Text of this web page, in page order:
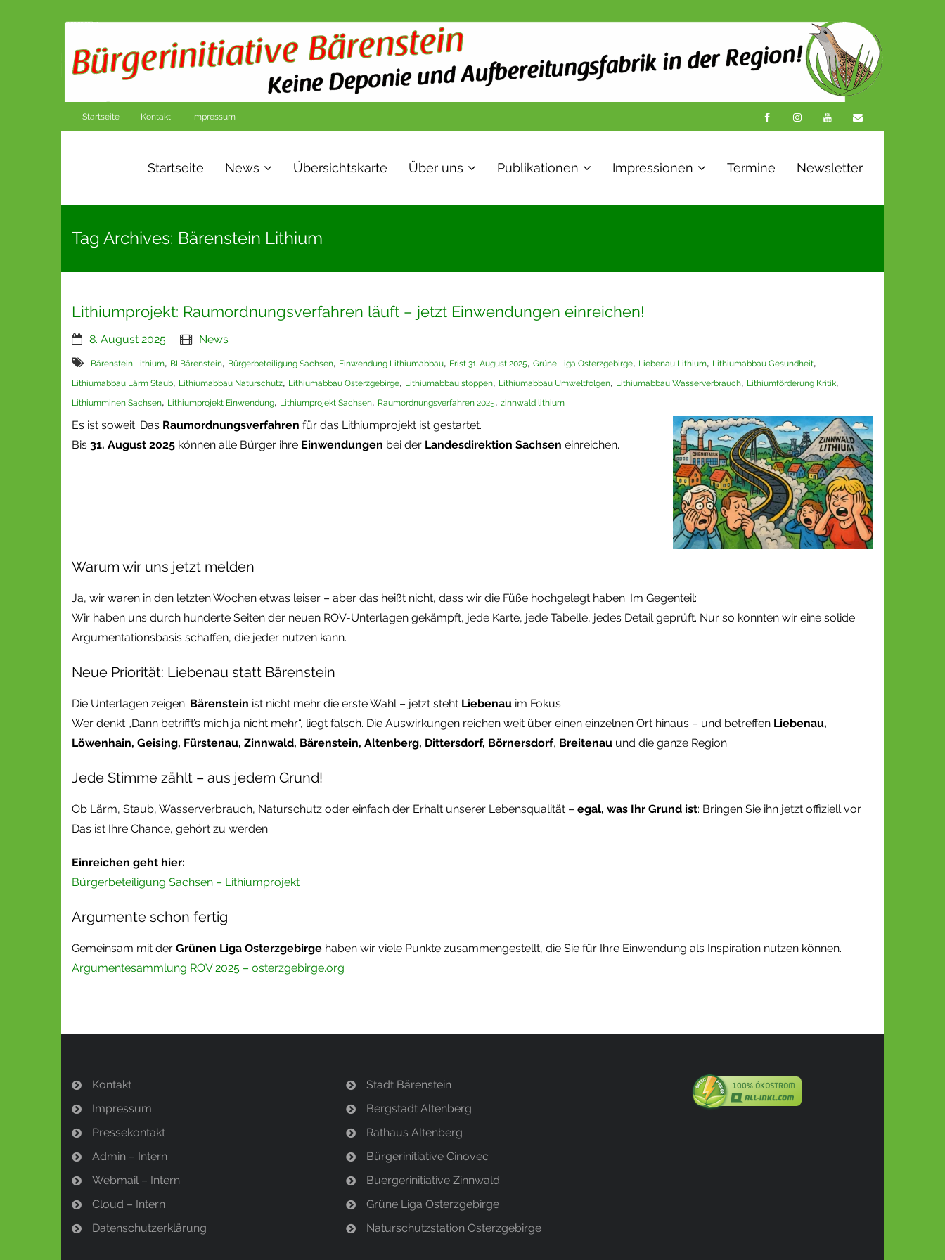
Startseite Kontakt Impressum
Startseite News Übersichtskarte Über uns Publikationen Impressionen Termine Newsletter
Tag Archives: Bärenstein Lithium
Lithiumprojekt: Raumordnungsverfahren läuft – jetzt Einwendungen einreichen!
8. August 2025 News
Bärenstein Lithium, BI Bärenstein, Bürgerbeteiligung Sachsen, Einwendung Lithiumabbau, Frist 31. August 2025, Grüne Liga Osterzgebirge, Liebenau Lithium, Lithiumabbau Gesundheit,
Lithiumabbau Lärm Staub, Lithiumabbau Naturschutz, Lithiumabbau Osterzgebirge, Lithiumabbau stoppen, Lithiumabbau Umweltfolgen, Lithiumabbau Wasserverbrauch, Lithiumförderung Kritik,
Lithiumminen Sachsen, Lithiumprojekt Einwendung, Lithiumprojekt Sachsen, Raumordnungsverfahren 2025, zinnwald lithium
Es ist soweit: Das Raumordnungsverfahren für das Lithiumprojekt ist gestartet.
Bis 31. August 2025 können alle Bürger ihre Einwendungen bei der Landesdirektion Sachsen einreichen.
Warum wir uns jetzt melden
Ja, wir waren in den letzten Wochen etwas leiser – aber das heißt nicht, dass wir die Füße hochgelegt haben. Im Gegenteil:
Wir haben uns durch hunderte Seiten der neuen ROV-Unterlagen gekämpft, jede Karte, jede Tabelle, jedes Detail geprüft. Nur so konnten wir eine solide
Argumentationsbasis schaffen, die jeder nutzen kann.
Neue Priorität: Liebenau statt Bärenstein
Die Unterlagen zeigen: Bärenstein ist nicht mehr die erste Wahl – jetzt steht Liebenau im Fokus.
Wer denkt „Dann betrifft’s mich ja nicht mehr“, liegt falsch. Die Auswirkungen reichen weit über einen einzelnen Ort hinaus – und betreffen Liebenau,
Löwenhain, Geising, Fürstenau, Zinnwald, Bärenstein, Altenberg, Dittersdorf, Börnersdorf, Breitenau und die ganze Region.
Jede Stimme zählt – aus jedem Grund!
Ob Lärm, Staub, Wasserverbrauch, Naturschutz oder einfach der Erhalt unserer Lebensqualität – egal, was Ihr Grund ist: Bringen Sie ihn jetzt offiziell vor.
Das ist Ihre Chance, gehört zu werden.
Einreichen geht hier:
Bürgerbeteiligung Sachsen – Lithiumprojekt
Argumente schon fertig
Gemeinsam mit der Grünen Liga Osterzgebirge haben wir viele Punkte zusammengestellt, die Sie für Ihre Einwendung als Inspiration nutzen können.
Argumentesammlung ROV 2025 – osterzgebirge.org
Kontakt
Impressum
Pressekontakt
Admin – Intern
Webmail – Intern
Cloud – Intern
Datenschutzerklärung
Stadt Bärenstein
Bergstadt Altenberg
Rathaus Altenberg
Bürgerinitiative Cinovec
Buergerinitiative Zinnwald
Grüne Liga Osterzgebirge
Naturschutzstation Osterzgebirge